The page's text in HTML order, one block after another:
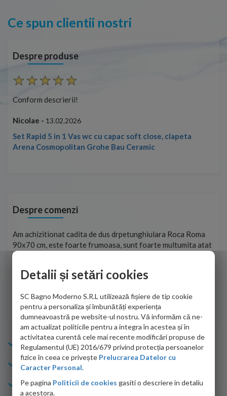
Ce spun clientii nostri
Despre produse
Conform descrierii!
Nicolae - 13.02.2026
Set Rapid 5 in 1 Vas wc cu capac soft close, clapeta
Arena Cosmopolitan Grohe Bau Ceramic
Despre comenzi
Am achizitionat cadita de dus drpetunghiulara Roca Roma
90x70 cm, este foarte frumoasa, sunt foarte multumita atat
de personalul firmei dvs. cu care am colaborat in obtinerea
adus coletul in siguranta.Numai bine, va doresc!
Sofrone Viviana -28.07.2026
Info Bagno
Cumparaturi
Suport clienti
Detalii și setări cookies
SC Bagno Moderno S.R.L utilizează fișiere de tip cookie
pentru a personaliza și îmbunătăți experiența
dumneavoastră pe website-ul nostru. Vă informăm că ne-
am actualizat politicile pentru a integra în acestea și în
activitatea curentă cele mai recente modificări propuse de
Regulamentul (UE) 2016/679 privind protecția persoanelor
fizice în ceea ce privește Prelucrarea Datelor cu
Caracter Personal.
Pe pagina Politicii de cookies gasiti o descriere in detaliu
a acestora.